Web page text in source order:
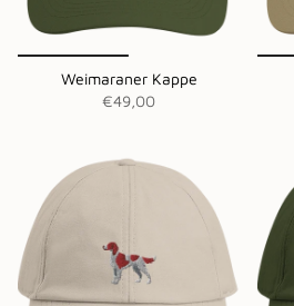
Weimaraner Kappe
€49,00